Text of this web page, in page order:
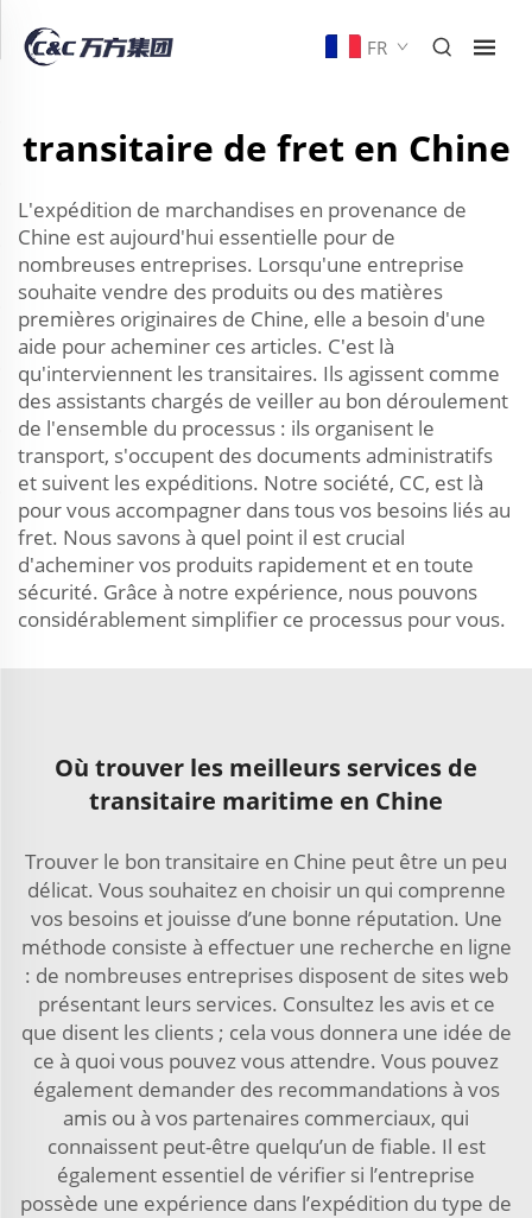
FR
transitaire de fret en Chine
L'expédition de marchandises en provenance de
Chine est aujourd'hui essentielle pour de
nombreuses entreprises. Lorsqu'une entreprise
souhaite vendre des produits ou des matières
premières originaires de Chine, elle a besoin d'une
aide pour acheminer ces articles. C'est là
qu'interviennent les transitaires. Ils agissent comme
des assistants chargés de veiller au bon déroulement
de l'ensemble du processus : ils organisent le
transport, s'occupent des documents administratifs
et suivent les expéditions. Notre société, CC, est là
pour vous accompagner dans tous vos besoins liés au
fret. Nous savons à quel point il est crucial
d'acheminer vos produits rapidement et en toute
sécurité. Grâce à notre expérience, nous pouvons
considérablement simplifier ce processus pour vous.
Où trouver les meilleurs services de
transitaire maritime en Chine
Trouver le bon transitaire en Chine peut être un peu
délicat. Vous souhaitez en choisir un qui comprenne
vos besoins et jouisse d’une bonne réputation. Une
méthode consiste à effectuer une recherche en ligne
: de nombreuses entreprises disposent de sites web
présentant leurs services. Consultez les avis et ce
que disent les clients ; cela vous donnera une idée de
ce à quoi vous pouvez vous attendre. Vous pouvez
également demander des recommandations à vos
amis ou à vos partenaires commerciaux, qui
connaissent peut-être quelqu’un de fiable. Il est
également essentiel de vérifier si l’entreprise
possède une expérience dans l’expédition du type de